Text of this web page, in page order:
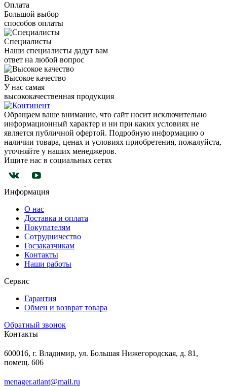
Оплата
Большой выбор
способов оплаты
Специалисты
Наши специалисты дадут вам
ответ на любой вопрос
Высокое качество
У нас самая
высококачественная продукция
Обращаем ваше внимание, что сайт носит исключительно
информационный характер и ни при каких условиях не
является публичной офертой. Подробную информацию о
наличии товара, ценах и условиях приобретения, пожалуйста,
уточняйте у наших менеджеров.
Ищите нас в социальных сетях
Информация
О нас
Доставка и оплата
Покупателям
Сотрудничество
Госзаказчикам
Контакты
Наши работы
Сервис
Гарантия
Обмен и возврат товара
Обратный звонок
Контакты
600016, г. Владимир, ул. Большая Нижегородская, д. 81,
помещ. 606
menager.atlant@mail.ru